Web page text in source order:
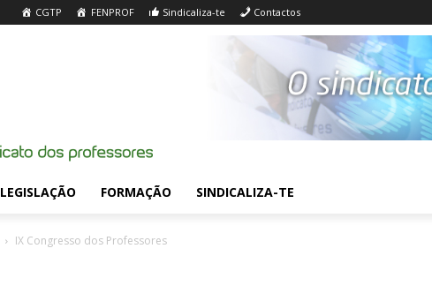
CGTP FENPROF Sindicaliza-te Contactos
LEGISLAÇÃO FORMAÇÃO SINDICALIZA-TE
IX Congresso dos Professores